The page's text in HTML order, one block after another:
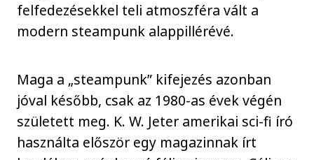
felfedezésekkel teli atmoszféra vált a
modern steampunk alappillérévé.
Maga a „steampunk” kifejezés azonban
jóval később, csak az 1980-as évek végén
született meg. K. W. Jeter amerikai sci-fi író
használta először egy magazinnak írt